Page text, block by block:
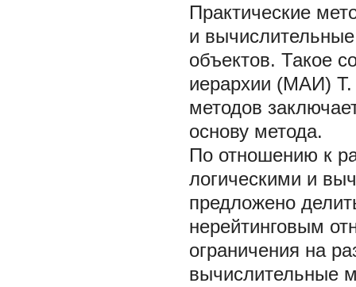
Практические
и
объектов. Такое
иерархии (МАИ) Т.
методов
основу метода.
По отношению к
логическими и
предложено
нерейтинговым
ограничения на
вычислительные